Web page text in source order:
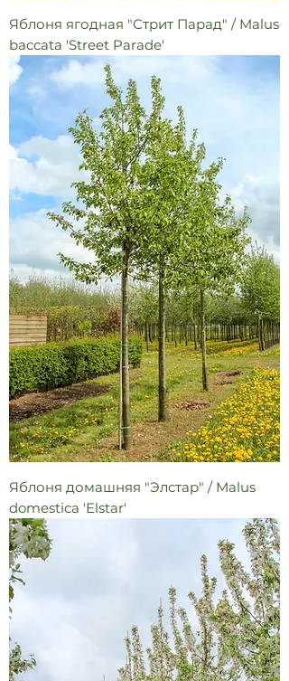
Яблоня ягодная "Стрит Парад" / Malus
baccata 'Street Parade'
Яблоня домашняя "Элстар" / Malus
domestica 'Elstar'